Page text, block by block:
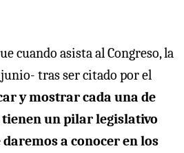
cuando asista al Congreso, la
tras ser citado por el
y mostrar cada una de
tienen un pilar legislativo
a conocer en los